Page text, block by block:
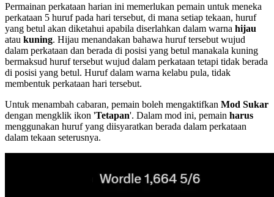
Permainan perkataan harian ini memerlukan pemain untuk meneka
perkataan 5 huruf pada hari tersebut, di mana setiap tekaan, huruf
yang betul akan diketahui apabila diserlahkan dalam warna hijau
atau kuning. Hijau menandakan bahawa huruf tersebut wujud
dalam perkataan dan berada di posisi yang betul manakala kuning
bermaksud huruf tersebut wujud dalam perkataan tetapi tidak berada
di posisi yang betul. Huruf dalam warna kelabu pula, tidak
membentuk perkataan hari tersebut.
Untuk menambah cabaran, pemain boleh mengaktifkan Mod Sukar
dengan mengklik ikon 'Tetapan'. Dalam mod ini, pemain harus
menggunakan huruf yang diisyaratkan berada dalam perkataan
dalam tekaan seterusnya.